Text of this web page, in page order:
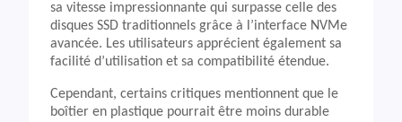
sa vitesse impressionnante qui surpasse celle des
disques SSD traditionnels grâce à l’interface NVMe
avancée. Les utilisateurs apprécient également sa
facilité d’utilisation et sa compatibilité étendue.
Cependant, certains critiques mentionnent que le
boîtier en plastique pourrait être moins durable